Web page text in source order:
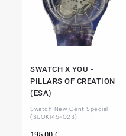
SWATCH X YOU -
PILLARS OF CREATION
(ESA)
Swatch New Gent Special
(SUOK145-023)